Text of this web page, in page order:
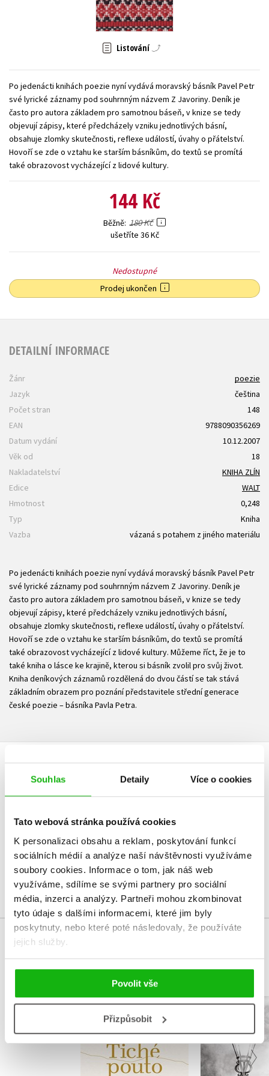
Souhlas Detaily Více o cookies
Tato webová stránka používá cookies
K personalizaci obsahu a reklam, poskytování funkcí
sociálních médií a analýze naší návštěvnosti využíváme
soubory cookies. Informace o tom, jak náš web
využíváme, sdílíme se svými partnery pro sociální
média, inzerci a analýzy. Partneři mohou zkombinovat
tyto údaje s dalšími informacemi, které jim byly
poskytnuty, nebo které poté následovaly, že používáte
jejich služby.
Povolit vše
Přizpůsobit
Zahraniční literatura
Všechny tituly
Listování
Po jedenácti knihách poezie nyní vydává moravský básník Pavel Petr
své lyrické záznamy pod souhrnným názvem Z Javoriny. Deník je
často pro autora základem pro samotnou báseň, v knize se tedy
objevují zápisy, které předcházely vzniku jednotlivých básní,
obsahuje zlomky skutečnosti, reflexe událostí, úvahy o přátelství.
Hovoří se zde o vztahu ke starším básníkům, do textů se promítá
také obrazovost vycházející z lidové kultury.
144 Kč
Běžně 180 Kč
ušetříte 36 Kč
Nedostupné
Prodej ukončen
DETAILNÍ INFORMACE
Žánr
poezie
Jazyk
čeština
Počet stran
148
EAN
9788090356269
Datum vydání
10.12.2007
Věk od
18
Nakladatelství
KNIHA ZLÍN
Edice
WALT
Hmotnost
0,248
Typ
Kniha
Vazba
vázaná s potahem z jiného materiálu
Po jedenácti knihách poezie nyní vydává moravský básník Pavel Petr
své lyrické záznamy pod souhrnným názvem Z Javoriny. Deník je
často pro autora základem pro samotnou báseň, v knize se tedy
objevují zápisy, které předcházely vzniku jednotlivých básní,
obsahuje zlomky skutečnosti, reflexe událostí, úvahy o přátelství.
Hovoří se zde o vztahu ke starším básníkům, do textů se promítá
také obrazovost vycházející z lidové kultury. Můžeme říct, že je to
také kniha o lásce ke krajině, kterou si básník zvolil pro svůj život.
Kniha deníkových záznamů rozdělená do dvou částí se tak stává
základním obrazem pro poznání představitele střední generace
české poezie – básníka Pavla Petra.
HODNOCENÍ ČTENÁŘŮ
V současné době nejsou vytvořena žádná uživatelská hodnocení.
Uživatelskou recenzi mohou vkládat pouze registrovaní uživatelé
Přihlásit
MOHLO BY VÁS TAKÉ ZAJÍMAT
Tiché pouto
Dita Šperková
Szapanosová
Markéta